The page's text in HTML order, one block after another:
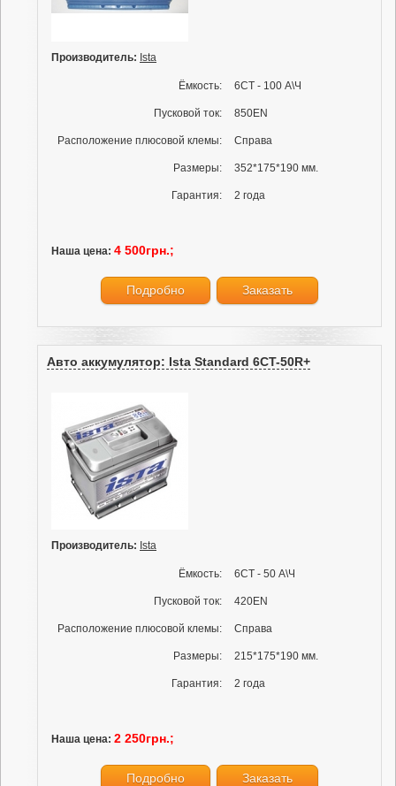
Производитель: Ista
Ёмкость: 6СТ - 100 А\Ч
Пусковой ток: 850EN
Расположение плюсовой клемы: Справа
Размеры: 352*175*190 мм.
Гарантия: 2 года
Наша цена: 4 500грн.;
Подробно Заказать
Авто аккумулятор: Ista Standard 6CT-50R+
Производитель: Ista
Ёмкость: 6СТ - 50 А\Ч
Пусковой ток: 420EN
Расположение плюсовой клемы: Справа
Размеры: 215*175*190 мм.
Гарантия: 2 года
Наша цена: 2 250грн.;
Подробно Заказать